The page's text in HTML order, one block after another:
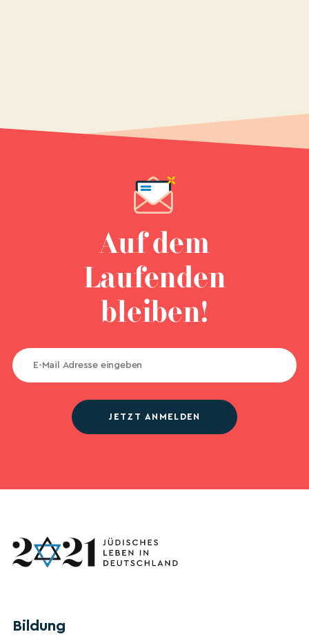
Auf dem
Laufenden
bleiben!
JETZT ANMELDEN
Bildung